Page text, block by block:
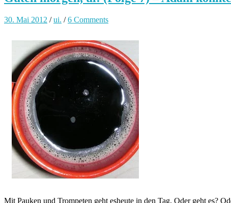
30. Mai 2012 /ui. /6 Comments
Mit Pauken und Trompeten geht esheute in den Tag. Oder geht es?